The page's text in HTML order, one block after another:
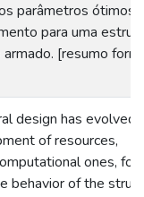
parâmetros ótimos
para uma
[resumo
design has evolved
of resources,
ones, for
behavior of the